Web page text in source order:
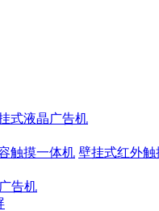
式液晶广告机
触摸一体机 壁挂式红外触
告机